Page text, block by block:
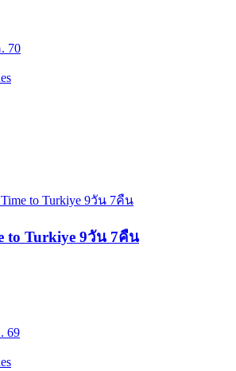
70
to Turkiye 9วัน 7คืน
69